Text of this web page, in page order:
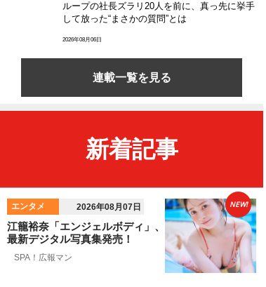
ループの社長ズラリ20人を前に、真っ先に挙手
して放った“まさかの質問”とは
2026年08月06日
連載一覧を見る
新着記事
エンタメ 2026年08月07日
江籠裕奈「エンジェルボディ」、
最新デジタル写真集発売！
SPA！広報マン
NEW!